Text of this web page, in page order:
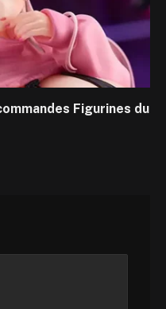
Figurines du